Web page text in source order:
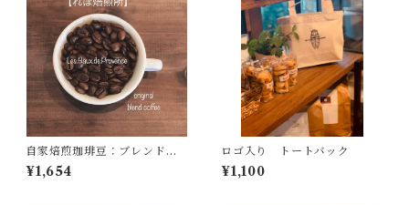
自家焙煎珈琲豆：ブレンド珈
琲２００ｇ【中深煎り】
¥1,654
ロゴ入り トートバック
¥1,100